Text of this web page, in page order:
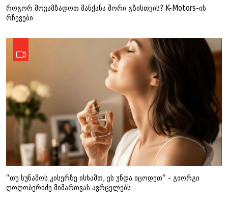
როგორ მოვამზადოთ მანქანა შორი გზისთვის? K-Motors-ის
რჩევები
“თუ სუნამოს კისერზე ისხამთ, ეს უნდა იცოდეთ“ - გიორგი
ღოღობერიძე მიმართვას ავრცელებს